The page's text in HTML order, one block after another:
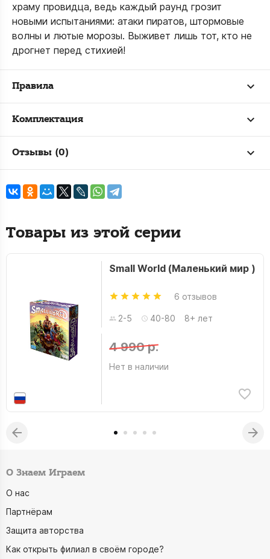
храму провидца, ведь каждый раунд грозит
новыми испытаниями: атаки пиратов, штормовые
волны и лютые морозы. Выживет лишь тот, кто не
дрогнет перед стихией!
Правила
Комплектация
Отзывы (0)
Товары из этой серии
Small World (Маленький мир )
6 отзывов
2-5 40-80 8+ лет
4 990 р.
Нет в наличии
О Знаем Играем
О нас
Партнёрам
Защита авторства
Как открыть филиал в своём городе?